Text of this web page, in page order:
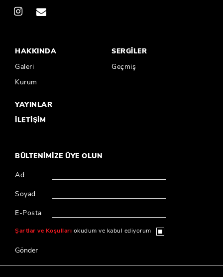
HAKKINDA
Galeri
Kurum
SERGİLER
Geçmiş
YAYINLAR
İLETİŞİM
BÜLTENİMİZE ÜYE OLUN
Ad
Soyad
E-Posta
Şartlar ve Koşulları okudum ve kabul ediyorum
Gönder